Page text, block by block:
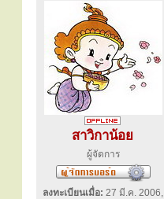
สาวิกาน้อย
ผู้จัดการ
ลงทะเบียนเมื่อ: 27 มี.ค. 2006,